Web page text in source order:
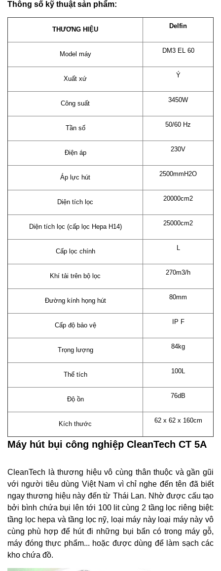
Thông số kỹ thuật sản phẩm:
THƯƠNG HIỆU Delfin
Model máy DM3 EL 60
Xuất xứ Ý
Công suất 3450W
Tần số 50/60 Hz
Điện áp 230V
Áp lực hút 2500mmH2O
Diện tích lọc 20000cm2
Diện tích lọc (cấp lọc Hepa H14) 25000cm2
Cấp lọc chính L
Khí tải trên bộ lọc 270m3/h
Đường kính họng hút 80mm
Cấp độ bảo vệ IP F
Trọng lượng 84kg
Thể tích 100L
Độ ồn 76dB
Kích thước 62 x 62 x 160cm
Máy hút bụi công nghiệp CleanTech CT 5A
CleanTech là thương hiệu vô cùng thân thuộc và gần gũi
với người tiêu dùng Việt Nam vì chỉ nghe đến tên đã biết
ngay thương hiệu này đến từ Thái Lan. Nhờ được cấu tạo
bởi bình chứa bụi lên tới 100 lit cùng 2 tầng lọc riêng biệt:
tầng lọc hepa và tầng lọc nỹ, loại máy này loại máy này vô
cùng phù hợp để hút đi những bụi bẩn có trong máy gỗ,
máy đóng thực phẩm... hoặc được dùng để làm sạch các
kho chứa đồ.